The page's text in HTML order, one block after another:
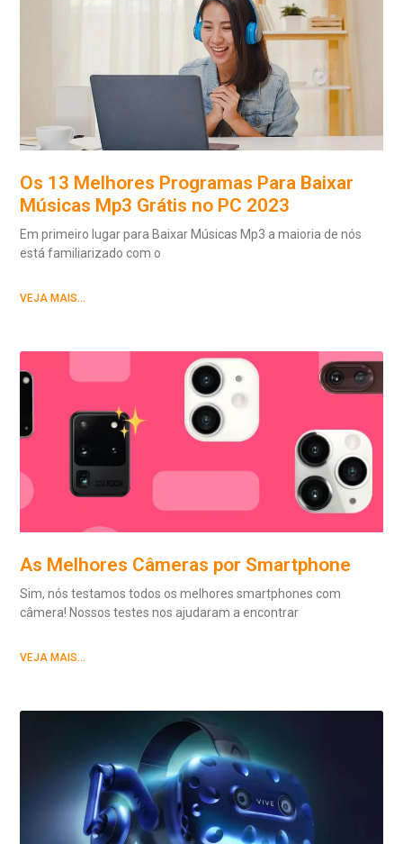
Os 13 Melhores Programas Para Baixar
Músicas Mp3 Grátis no PC 2023
Em primeiro lugar para Baixar Músicas Mp3 a maioria de nós
está familiarizado com o
VEJA MAIS...
As Melhores Câmeras por Smartphone
Sim, nós testamos todos os melhores smartphones com
câmera! Nossos testes nos ajudaram a encontrar
VEJA MAIS...